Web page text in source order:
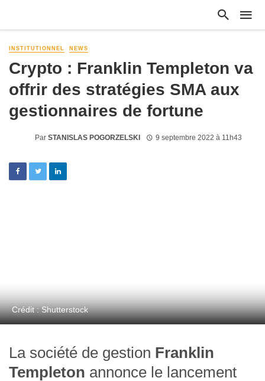
INSTITUTIONNEL NEWS
Crypto : Franklin Templeton va
offrir des stratégies SMA aux
gestionnaires de fortune
Par STANISLAS POGORZELSKI 9 septembre 2022 à 11h43
Crédit : Shutterstock
La société de gestion Franklin
Templeton annonce le lancement